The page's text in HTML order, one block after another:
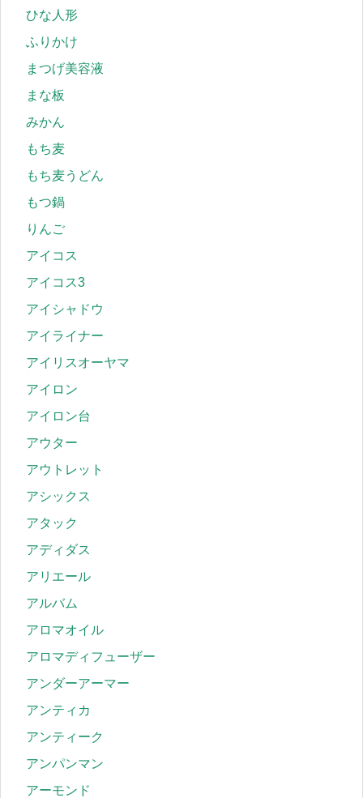
ひな人形
ふりかけ
まつげ美容液
まな板
みかん
もち麦
もち麦うどん
もつ鍋
りんご
アイコス
アイコス3
アイシャドウ
アイライナー
アイリスオーヤマ
アイロン
アイロン台
アウター
アウトレット
アシックス
アタック
アディダス
アリエール
アルバム
アロマオイル
アロマディフューザー
アンダーアーマー
アンティカ
アンティーク
アンパンマン
アーモンド